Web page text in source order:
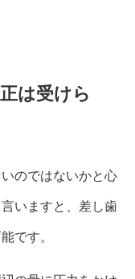
は受けら
のではないかと心
いますと、差し歯
です。